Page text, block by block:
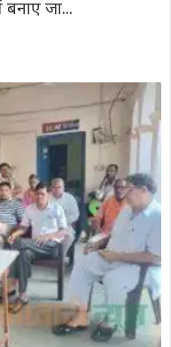
बनाए जा...